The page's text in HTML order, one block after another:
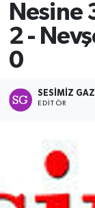
Nesine
2 -
0
SESIMIZ
EDITÖR
Ekonomi
Gündem
Politika
Sağlık
Namaz
Trafik
Süper Lig
Son
Haber